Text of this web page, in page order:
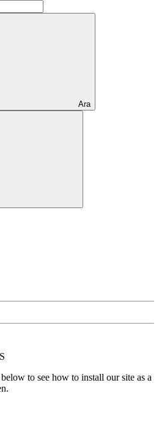
Ara
to see how to install our site as a